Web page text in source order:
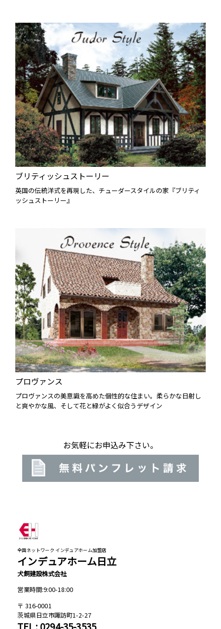
ブリティッシュストーリー
英国の伝統洋式を再現した、チューダースタイルの家『ブリティ
ッシュストーリー』
プロヴァンス
プロヴァンスの美意識を高めた個性的な住まい。柔らかな日射し
と爽やかな風、そして花と緑がよく似合うデザイン
お気軽にお申込み下さい。
全国ネットワーク インデュアホーム加盟店
インデュアホーム日立
犬飼建設株式会社
営業時間:9:00-18:00
316-0001
茨城県日立市諏訪町1-2-27